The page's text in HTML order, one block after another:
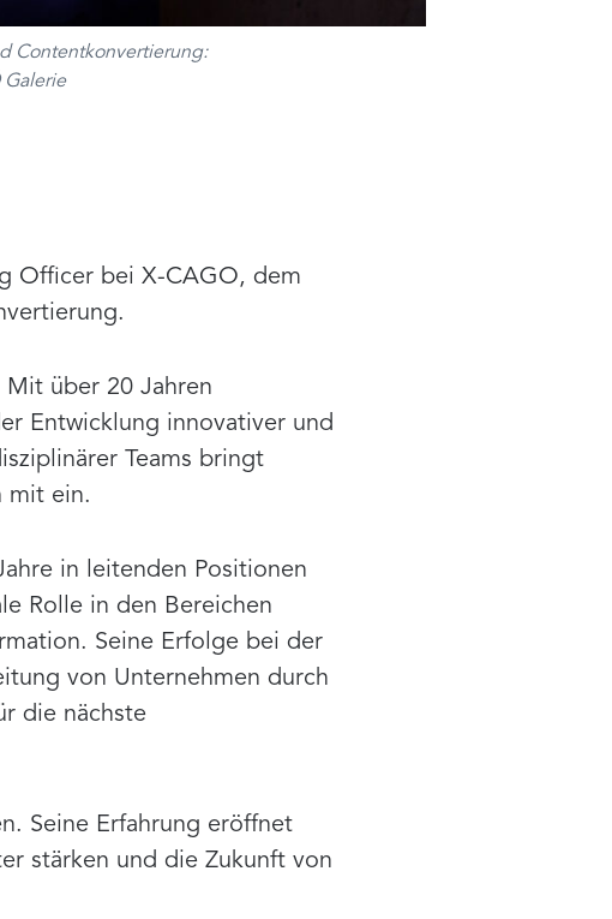
Contentkonvertierung:
Galerie
Officer bei X-CAGO, dem
über 20 Jahren
Entwicklung innovativer und
Teams bringt
mit ein.
in leitenden Positionen
Rolle in den Bereichen
Seine Erfolge bei der
von Unternehmen durch
die nächste
Seine Erfahrung eröffnet
stärken und die Zukunft von